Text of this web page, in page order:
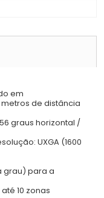
em
metros de distância
graus horizontal /
UXGA (1600
grau) para a
10 zonas